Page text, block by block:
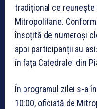
tradițional ce reunește
Mitropolitane.
însoțită de numeroși
apoi participanții au
în fața Catedralei din
În programul zilei s-a
10:00, oficiată de